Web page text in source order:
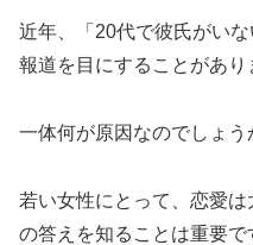
近年、「20代で彼氏がい
報道を目にすることがあり
一体何が原因なのでしょう
若い女性にとって、恋愛
の答えを知ることは重要で